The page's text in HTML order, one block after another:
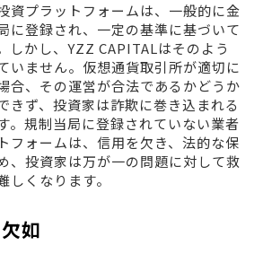
資プラットフォームは、一般的に金
に登録され、一定の基準に基づいて
しかし、YZZ CAPITALはそのよう
いません。仮想通貨取引所が適切に
合、その運営が合法であるかどうか
きず、投資家は詐欺に巻き込まれる
。規制当局に登録されていない業者
フォームは、信用を欠き、法的な保
、投資家は万が一の問題に対して救
くなります。
如